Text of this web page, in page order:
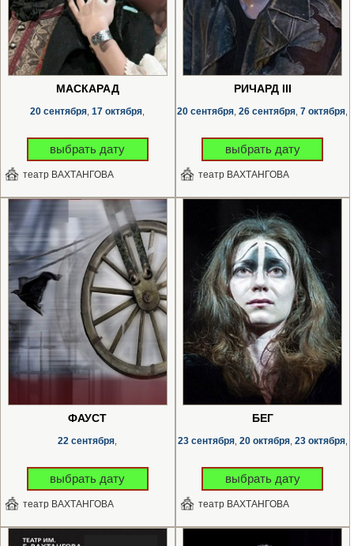
МАСКАРАД
20 сентября 17 октября
выбрать дату
театр ВАХТАНГОВА
РИЧАРД III
20 сентября 26 сентября 7 октября
выбрать дату
театр ВАХТАНГОВА
ФАУСТ
22 сентября
выбрать дату
театр ВАХТАНГОВА
БЕГ
23 сентября, 20 октября, 23 октября,
выбрать дату
театр ВАХТАНГОВА